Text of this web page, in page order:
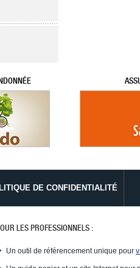
DE CONFIDENTIALITÉ
LES PROFESSIONNELS :
Un outil de référencement unique pour